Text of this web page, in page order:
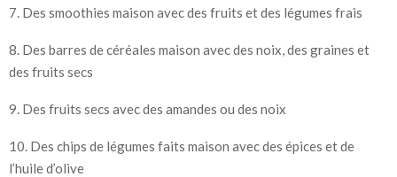
7. Des smoothies maison avec des fruits et des légumes frais
8. Des barres de céréales maison avec des noix, des graines et
des fruits secs
9. Des fruits secs avec des amandes ou des noix
10. Des chips de légumes faits maison avec des épices et de
l’huile d’olive